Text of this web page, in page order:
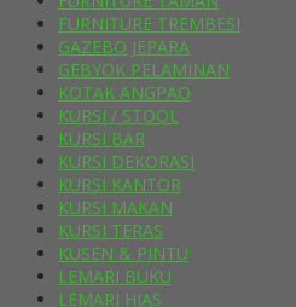
FURNITURE TREMBESI
GAZEBO JEPARA
GEBYOK PELAMINAN
KOTAK ANGPAO
KURSI / STOOL
KURSI BAR
KURSI DEKORASI
KURSI KANTOR
KURSI MAKAN
KURSI TERAS
KUSEN & PINTU
LEMARI BUKU
LEMARI HIAS